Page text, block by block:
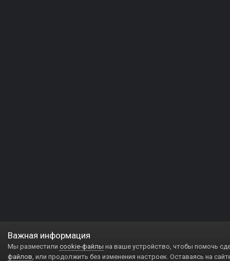
Важная информация
Мы разместили cookie-файлы на ваше устройство, чтобы помочь
файлов, или продолжить без изменения настроек. Оставаясь на